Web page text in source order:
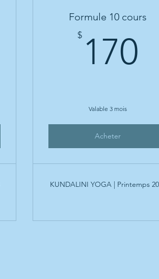
Formule 10 cours
$ 170
Valable 3 mois
Acheter
KUNDALINI YOGA | Printemps